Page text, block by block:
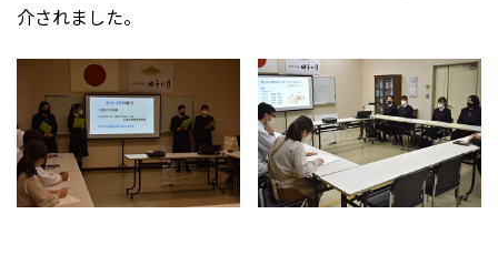
介されました。